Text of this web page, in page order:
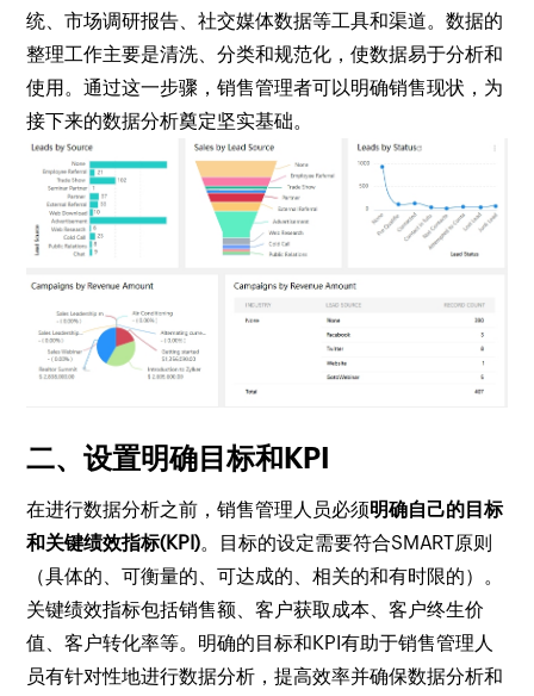
统、市场调研报告、社交媒体数据等工具和渠道。数据的
整理工作主要是清洗、分类和规范化，使数据易于分析和
使用。通过这一步骤，销售管理者可以明确销售现状，为
接下来的数据分析奠定坚实基础。
二、设置明确目标和KPI
在进行数据分析之前，销售管理人员必须明确自己的目标
和关键绩效指标(KPI)。目标的设定需要符合SMART原则
（具体的、可衡量的、可达成的、相关的和有时限的）。
关键绩效指标包括销售额、客户获取成本、客户终生价
值、客户转化率等。明确的目标和KPI有助于销售管理人
员有针对性地进行数据分析，提高效率并确保数据分析和